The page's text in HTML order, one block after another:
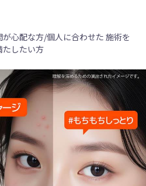
心配な方/個人に合わせた 施術を
たしたい方